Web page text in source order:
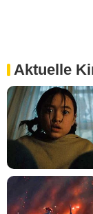
Aktuelle